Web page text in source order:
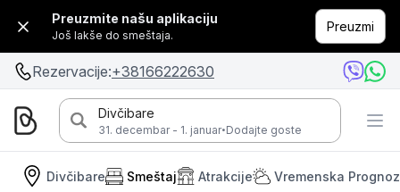
Preuzmite našu aplikaciju
Još lakše do smeštaja.
Preuzmi
Rezervacije:+38166222630
Divčibare
31. decembar - 1. januar·Dodajte goste
Divčibare Smeštaj Atrakcije Vremenska